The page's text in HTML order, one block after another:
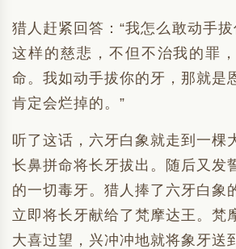
猎人赶紧回答：“我怎么敢动手
这样的慈悲，不但不治我的罪
命。我如动手拔你的牙，那就是
肯定会烂掉的。”
听了这话，六牙白象就走到一棵
长鼻拼命将长牙拔出。随后又发
的一切毒牙。猎人捧了六牙白象
立即将长牙献给了梵摩达王。梵
大喜过望，兴冲冲地就将象牙送